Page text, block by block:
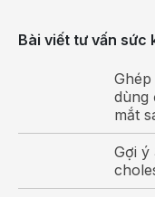
Cử động cổ tay
Rối loạn cảm
Vận động mô
Bài viết tư vấn sức
dùng
mắt
Gợi ý